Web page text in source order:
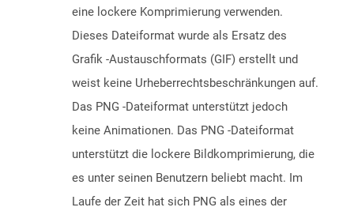
eine lockere Komprimierung verwenden.
Dieses Dateiformat wurde als Ersatz des
Grafik -Austauschformats (GIF) erstellt und
weist keine Urheberrechtsbeschränkungen auf.
Das PNG -Dateiformat unterstützt jedoch
keine Animationen. Das PNG -Dateiformat
unterstützt die lockere Bildkomprimierung, die
es unter seinen Benutzern beliebt macht. Im
Laufe der Zeit hat sich PNG als eines der